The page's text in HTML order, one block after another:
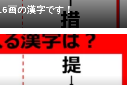
画の漢字です！